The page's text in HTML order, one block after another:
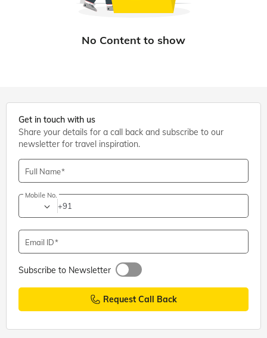
Get in touch with us
Share your details for a call back and subscribe to our
newsletter for travel inspiration.
Full Name
Mobile No.
+91
Email ID
Subscribe to Newsletter
Request Call Back